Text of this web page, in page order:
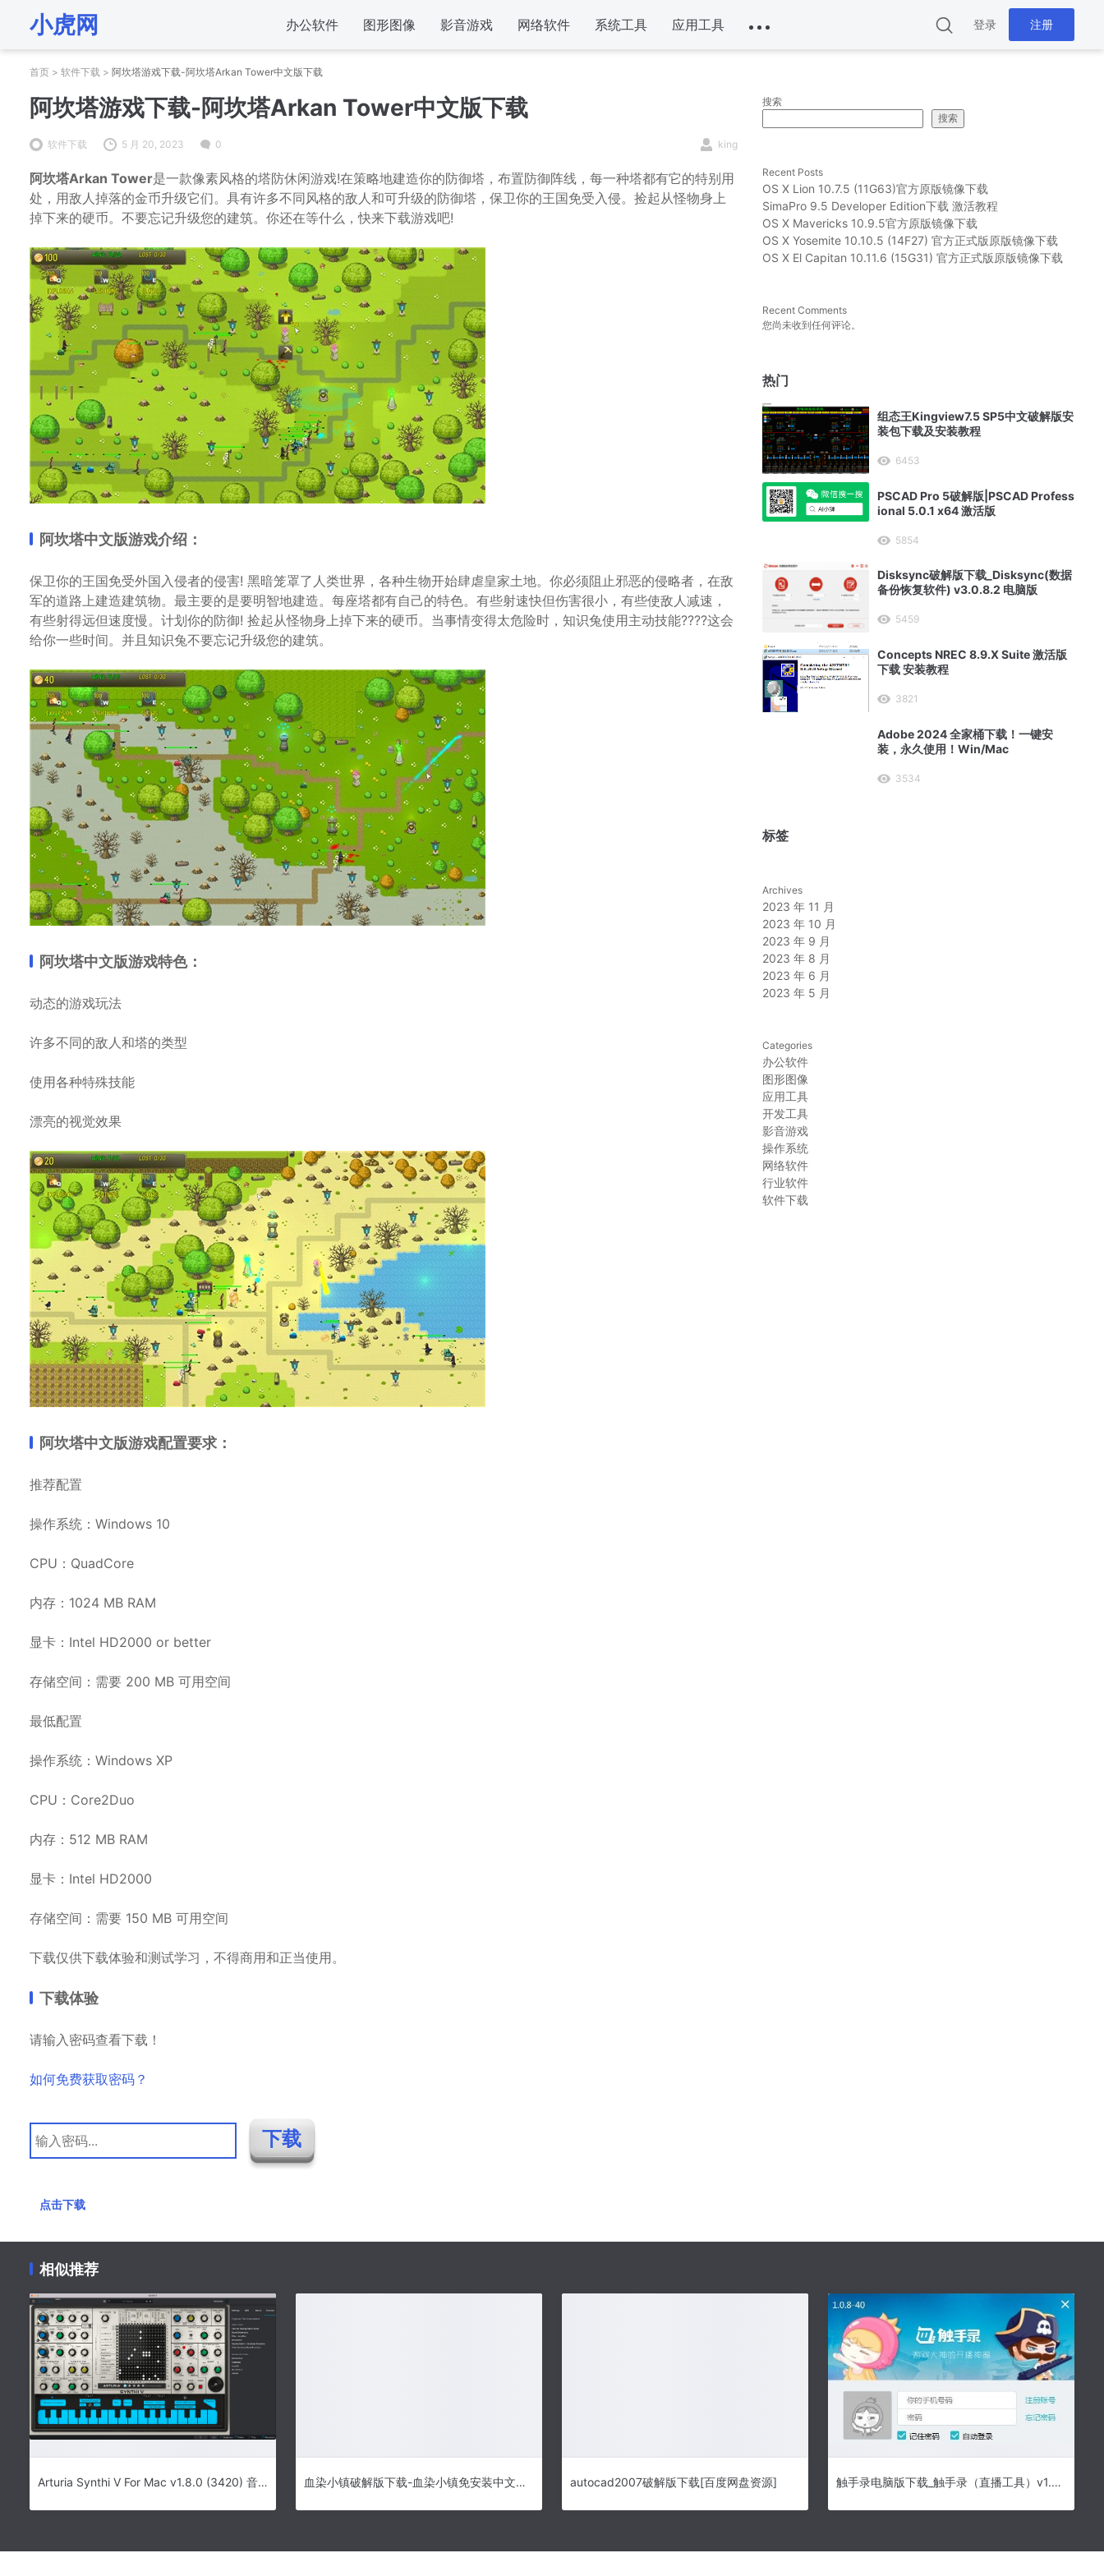
小虎网 办公软件 图形图像 影音游戏 网络软件 系统工具 应用工具 登录 注册
首页 > 软件下载 > 阿坎塔游戏下载-阿坎塔Arkan Tower中文版下载
阿坎塔游戏下载-阿坎塔Arkan Tower中文版下载
软件下载 5 月 20, 2023 0 king
阿坎塔Arkan Tower是一款像素风格的塔防休闲游戏!在策略地建造你的防御塔，布置防御阵线，每一种塔都有它的特别用
处，用敌人掉落的金币升级它们。具有许多不同风格的敌人和可升级的防御塔，保卫你的王国免受入侵。捡起从怪物身上
掉下来的硬币。不要忘记升级您的建筑。你还在等什么，快来下载游戏吧!
阿坎塔中文版游戏介绍：
保卫你的王国免受外国入侵者的侵害! 黑暗笼罩了人类世界，各种生物开始肆虐皇家土地。你必须阻止邪恶的侵略者，在敌
军的道路上建造建筑物。最主要的是要明智地建造。每座塔都有自己的特色。有些射速快但伤害很小，有些使敌人减速，
有些射得远但速度慢。计划你的防御! 捡起从怪物身上掉下来的硬币。当事情变得太危险时，知识兔使用主动技能????这会
给你一些时间。并且知识兔不要忘记升级您的建筑。
阿坎塔中文版游戏特色：
动态的游戏玩法
许多不同的敌人和塔的类型
使用各种特殊技能
漂亮的视觉效果
阿坎塔中文版游戏配置要求：
推荐配置
操作系统：Windows 10
CPU：QuadCore
内存：1024 MB RAM
显卡：Intel HD2000 or better
存储空间：需要 200 MB 可用空间
最低配置
操作系统：Windows XP
CPU：Core2Duo
内存：512 MB RAM
显卡：Intel HD2000
存储空间：需要 150 MB 可用空间
下载仅供下载体验和测试学习，不得商用和正当使用。
下载体验
请输入密码查看下载！
如何免费获取密码？
点击下载
搜索
搜索
Recent Posts
OS X Lion 10.7.5 (11G63)官方原版镜像下载
SimaPro 9.5 Developer Edition下载 激活教程
OS X Mavericks 10.9.5官方原版镜像下载
OS X Yosemite 10.10.5 (14F27) 官方正式版原版镜像下载
OS X El Capitan 10.11.6 (15G31) 官方正式版原版镜像下载
Recent Comments
您尚未收到任何评论。
热门
组态王Kingview7.5 SP5中文破解版安
装包下载及安装教程
6453
PSCAD Pro 5破解版|PSCAD Profess
ional 5.0.1 x64 激活版
5854
Disksync破解版下载_Disksync(数据
备份恢复软件) v3.0.8.2 电脑版
5459
Concepts NREC 8.9.X Suite 激活版
下载 安装教程
3821
Adobe 2024 全家桶下载！一键安
装，永久使用！Win/Mac
3534
标签
Archives
2023 年 11 月
2023 年 10 月
2023 年 9 月
2023 年 8 月
2023 年 6 月
2023 年 5 月
Categories
办公软件
图形图像
应用工具
开发工具
影音游戏
操作系统
网络软件
行业软件
软件下载
相似推荐
Arturia Synthi V For Mac v1.8.0 (3420) 音乐插件 血染小镇破解版下载-血染小镇免安装中文版下载 v0.8.6 autocad2007破解版下载[百度网盘资源] 触手录电脑版下载_触手录（直播工具）v1.6.3绿色版下载